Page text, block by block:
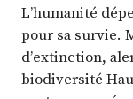
L’humanité
pour sa survie.
d’extinction,
biodiversité